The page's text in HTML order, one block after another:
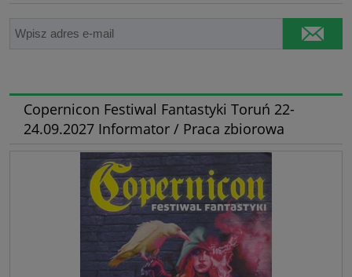
Copernicon Festiwal Fantastyki Toruń 22-
24.09.2027 Informator / Praca zbiorowa